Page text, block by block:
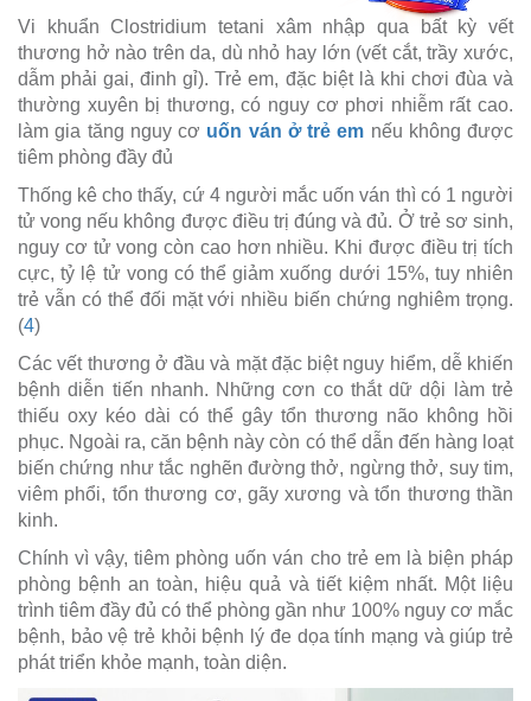
Vi khuẩn Clostridium tetani xâm nhập qua bất kỳ vết
thương hở nào trên da, dù nhỏ hay lớn (vết cắt, trầy xước,
dẫm phải gai, đinh gỉ). Trẻ em, đặc biệt là khi chơi đùa và
thường xuyên bị thương, có nguy cơ phơi nhiễm rất cao.
làm gia tăng nguy cơ uốn ván ở trẻ em nếu không được
tiêm phòng đầy đủ
Thống kê cho thấy, cứ 4 người mắc uốn ván thì có 1 người
tử vong nếu không được điều trị đúng và đủ. Ở trẻ sơ sinh,
nguy cơ tử vong còn cao hơn nhiều. Khi được điều trị tích
cực, tỷ lệ tử vong có thể giảm xuống dưới 15%, tuy nhiên
trẻ vẫn có thể đối mặt với nhiều biến chứng nghiêm trọng.
(4)
Các vết thương ở đầu và mặt đặc biệt nguy hiểm, dễ khiến
bệnh diễn tiến nhanh. Những cơn co thắt dữ dội làm trẻ
thiếu oxy kéo dài có thể gây tổn thương não không hồi
phục. Ngoài ra, căn bệnh này còn có thể dẫn đến hàng loạt
biến chứng như tắc nghẽn đường thở, ngừng thở, suy tim,
viêm phổi, tổn thương cơ, gãy xương và tổn thương thần
kinh.
Chính vì vậy, tiêm phòng uốn ván cho trẻ em là biện pháp
phòng bệnh an toàn, hiệu quả và tiết kiệm nhất. Một liệu
trình tiêm đầy đủ có thể phòng gần như 100% nguy cơ mắc
bệnh, bảo vệ trẻ khỏi bệnh lý đe dọa tính mạng và giúp trẻ
phát triển khỏe mạnh, toàn diện.